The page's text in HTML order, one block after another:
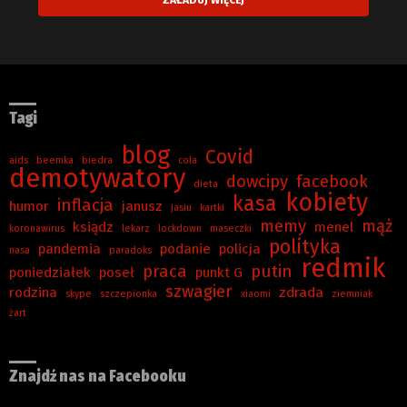
Tagi
aids beemka biedra blog cola Covid
demotywatory dieta dowcipy facebook
humor inflacja janusz jasiu kartki kasa kobiety
koronawirus ksiądz lekarz lockdown maseczki memy menel mąż
nasa pandemia paradoks podanie policja polityka
poniedziałek poseł praca punkt G putin redmik
rodzina skype szczepionka szwagier xiaomi zdrada
ziemniak
żart
Znajdź nas na Facebooku